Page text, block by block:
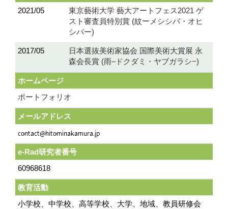
2021/05
東京藝術大学 藝大アートフェス2021 ゲ
スト審査員特別賞 (紋ーメシシバ・オヒ
シバー)
2017/05
日本選抜美術家協会 国際美術大賞展 永
森会長賞 (雨–ドクダミ・ヤブガラシ−)
ホームページ
ポートフォリオ
メールアドレス
e-Rad研究者番号
60968618
教育活動
小学校、中学校、高等学校、大学、地域、教員研修会